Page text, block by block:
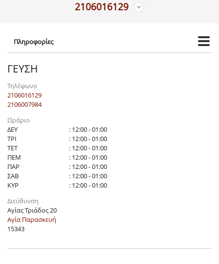
2106016129
Πληροφορίες
ΓΕΥΣΗ
Τηλέφωνο
2106016129
2106007984
Ωράριο
ΔΕΥ
: 12:00 - 01:00
ΤΡΙ
: 12:00 - 01:00
ΤΕΤ
: 12:00 - 01:00
ΠΕΜ
: 12:00 - 01:00
ΠΑΡ
: 12:00 - 01:00
ΣΑΒ
: 12:00 - 01:00
ΚΥΡ
: 12:00 - 01:00
Διεύθυνση
Αγίας Τριάδος 20
Αγία Παρασκευή
15343